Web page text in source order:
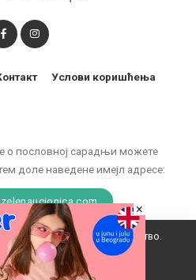
о пословној сарадњи можете
доле наведене имејл адресе:
Услови коришћења
učionica. All Rights reserved.
да побољша ваше искуство.
×